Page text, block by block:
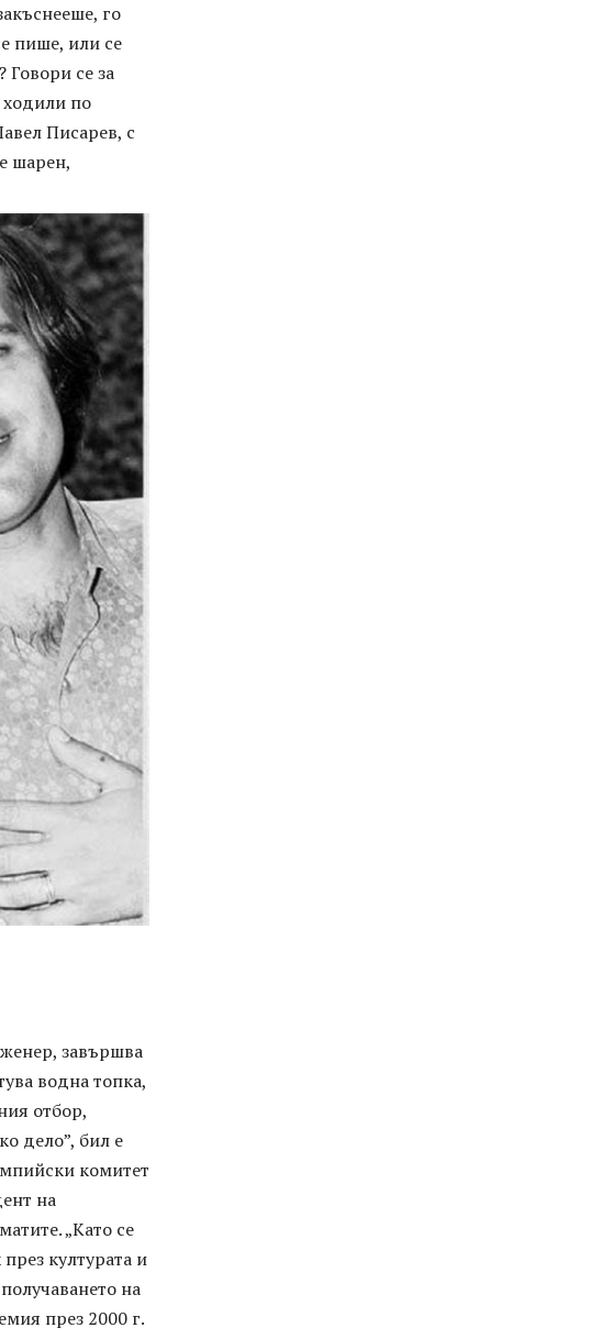
го
пише, или се
се за
ходили по
Писарев, с
шарен,
завършва
водна топка,
отбор,
дело”, бил е
комитет
на
„Като се
културата и
на
през 2000 г.